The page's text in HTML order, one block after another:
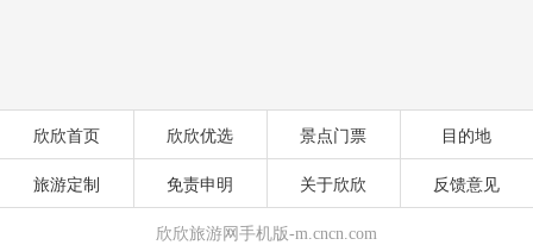
欣欣首页 欣欣优选 景点门票 目的地
旅游定制 免责申明 关于欣欣 反馈意见
欣欣旅游网手机版-m.cncn.com